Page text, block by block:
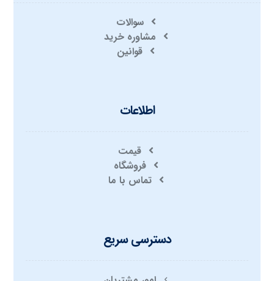
سوالات
مشاوره خرید
قوانین
اطلاعات
قیمت
فروشگاه
تماس با ما
دسترسی سریع